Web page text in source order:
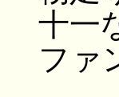
十一
ファ